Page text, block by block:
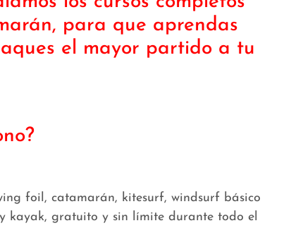
para que aprendas
el mayor partido a tu
foil, catamarán, kitesurf, windsurf básico
kayak, gratuito y sin límite durante todo el